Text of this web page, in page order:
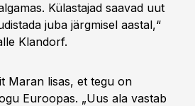
Külastajad saavad uut
juba järgmisel aastal,“
Klandorf.
Maran lisas, et tegu on
Euroopas. „Uus ala vastab